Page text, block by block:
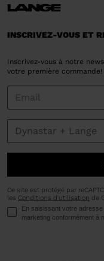
INSCRIVEZ-VOUS ET
Inscrivez-vous à notre
votre première commande!
Ce site est protégé par
les Conditions d'utilisation de
En saisissant votre
marketing conformément à